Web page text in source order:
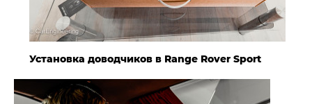
Установка доводчиков в Range Rover Sport